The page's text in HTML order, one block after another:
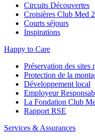
Circuits Découvertes
Croisières Club Med 2
Courts séjours
Inspirations
Happy to Care
Préservation des sites
Protection de la
Développement local
Employeur
La Fondation Club
Rapport RSE
Services & Assurances